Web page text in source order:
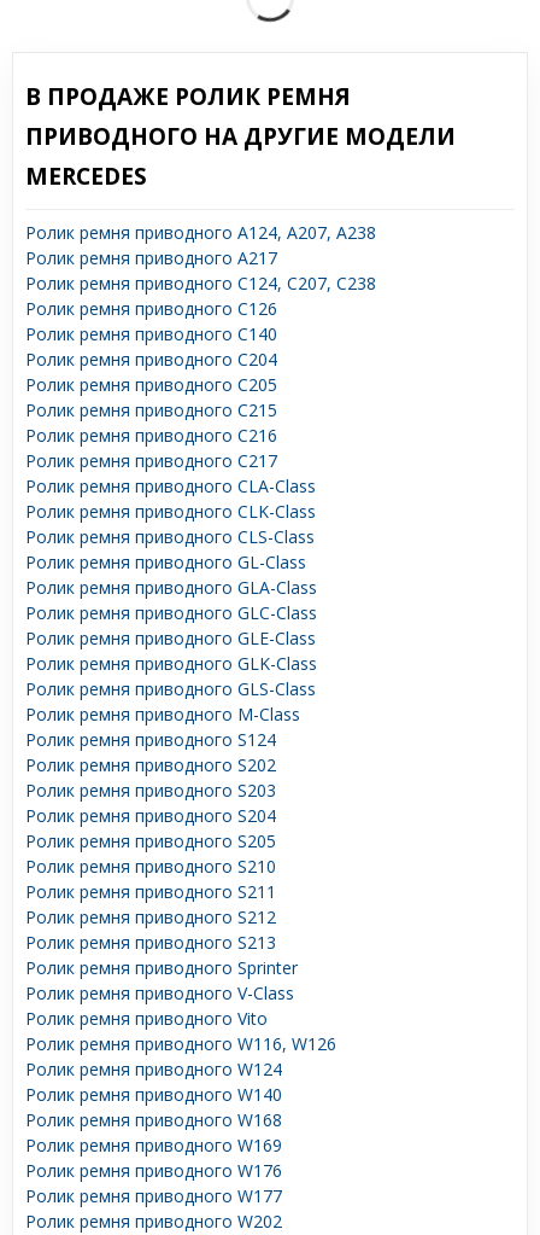
В ПРОДАЖЕ РОЛИК РЕМНЯ
ПРИВОДНОГО НА ДРУГИЕ МОДЕЛИ
MERCEDES
Ролик ремня приводного A124, A207, A238
Ролик ремня приводного A217
Ролик ремня приводного C124, C207, C238
Ролик ремня приводного C126
Ролик ремня приводного C140
Ролик ремня приводного C204
Ролик ремня приводного C205
Ролик ремня приводного C215
Ролик ремня приводного C216
Ролик ремня приводного C217
Ролик ремня приводного CLA-Class
Ролик ремня приводного CLK-Class
Ролик ремня приводного CLS-Class
Ролик ремня приводного GL-Class
Ролик ремня приводного GLA-Class
Ролик ремня приводного GLC-Class
Ролик ремня приводного GLE-Class
Ролик ремня приводного GLK-Class
Ролик ремня приводного GLS-Class
Ролик ремня приводного M-Class
Ролик ремня приводного S124
Ролик ремня приводного S202
Ролик ремня приводного S203
Ролик ремня приводного S204
Ролик ремня приводного S205
Ролик ремня приводного S210
Ролик ремня приводного S211
Ролик ремня приводного S212
Ролик ремня приводного S213
Ролик ремня приводного Sprinter
Ролик ремня приводного V-Class
Ролик ремня приводного Vito
Ролик ремня приводного W116, W126
Ролик ремня приводного W124
Ролик ремня приводного W140
Ролик ремня приводного W168
Ролик ремня приводного W169
Ролик ремня приводного W176
Ролик ремня приводного W177
Ролик ремня приводного W202